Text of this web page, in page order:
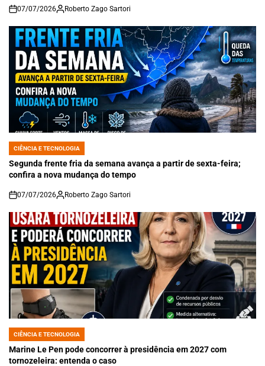
on
07/07/2026 Roberto Zago Sartori
POSTED
IN
CIÊNCIA E TECNOLOGIA
Segunda frente fria da semana avança a partir de sexta-feira;
confira a nova mudança do tempo
on
07/07/2026 Roberto Zago Sartori
POSTED
IN
CIÊNCIA E TECNOLOGIA
Marine Le Pen pode concorrer à presidência em 2027 com
tornozeleira: entenda o caso